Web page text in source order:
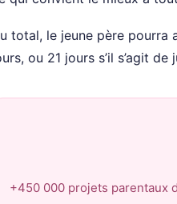
total, le jeune père pourra
ou 21 jours s’il s’agit
+450 000 projets parentaux